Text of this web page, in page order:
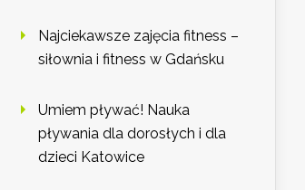
Najciekawsze zajęcia fitness –
siłownia i fitness w Gdańsku
Umiem pływać! Nauka
pływania dla dorosłych i dla
dzieci Katowice